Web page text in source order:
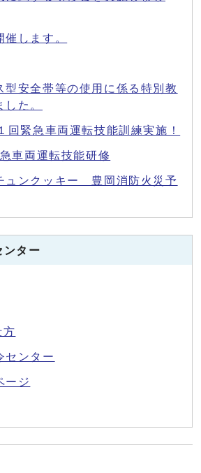
します。
型安全帯等の使用に係る特別教
た。
回緊急車両運転技能訓練実施！
車両運転技能研修
ュンクッキー 豊岡消防火災予
ンター
方
センター
ージ